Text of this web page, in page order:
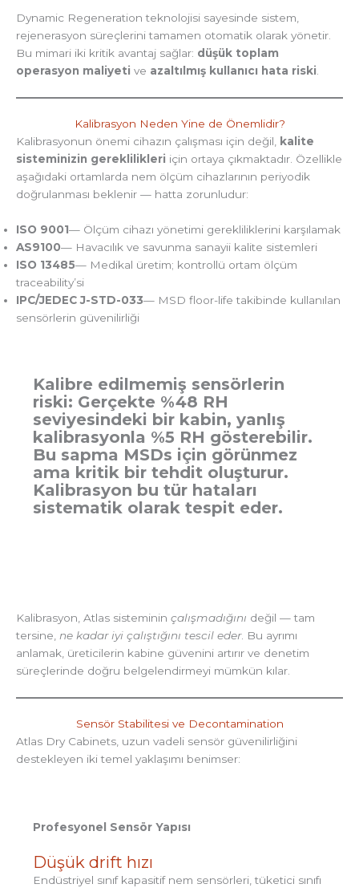
Dynamic Regeneration teknolojisi sayesinde sistem,
rejenerasyon süreçlerini tamamen otomatik olarak yönetir.
Bu mimari iki kritik avantaj sağlar: düşük toplam
operasyon maliyeti ve azaltılmış kullanıcı hata riski
Kalibrasyon Neden Yine de Önemlidir?
Kalibrasyonun önemi cihazın çalışması için değil,
kalite
sisteminizin gereklilikleri için ortaya çıkmaktadır. Özellikle
aşağıdaki ortamlarda nem ölçüm cihazlarının periyodik
doğrulanması beklenir — hatta zorunludur:
ISO 9001— Ölçüm cihazı yönetimi gerekliliklerini karşılamak
AS9100— Havacılık ve savunma sanayii kalite sistemleri
ISO 13485— Medikal üretim; kontrollü ortam ölçüm
traceability’si
IPC/JEDEC J-STD-033— MSD floor-life takibinde kullanılan
sensörlerin güvenilirliği
Kalibre edilmemiş sensörlerin
riski: Gerçekte %48 RH
seviyesindeki bir kabin, yanlış
kalibrasyonla %5 RH gösterebilir.
Bu sapma MSDs için görünmez
ama kritik bir tehdit oluşturur.
Kalibrasyon bu tür hataları
sistematik olarak tespit eder.
Kalibrasyon, Atlas sisteminin çalışmadığını değil — tam
tersine, ne kadar iyi çalıştığını tescil eder. Bu ayrımı
anlamak, üreticilerin kabine güvenini artırır ve denetim
süreçlerinde doğru belgelendirmeyi mümkün kılar.
Sensör Stabilitesi ve Decontamination
Atlas Dry Cabinets, uzun vadeli sensör güvenilirliğini
destekleyen iki temel yaklaşımı benimser:
Profesyonel Sensör Yapısı
Düşük drift hızı
Endüstriyel sınıf kapasitif nem sensörleri, tüketici sınıfı